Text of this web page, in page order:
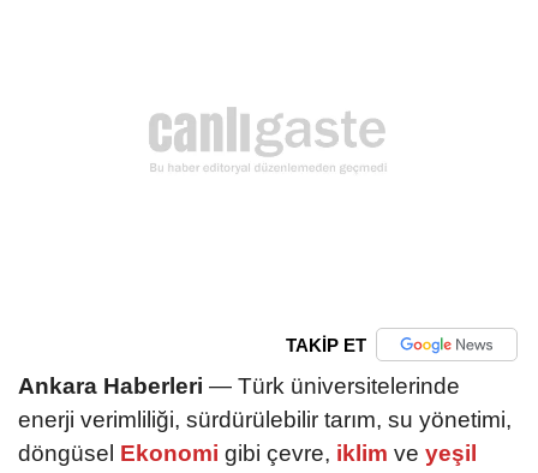
TAKİP ET
Ankara Haberleri — Türk üniversitelerinde
enerji verimliliği, sürdürülebilir tarım, su yönetimi,
döngüsel Ekonomi gibi çevre, iklim ve yeşil